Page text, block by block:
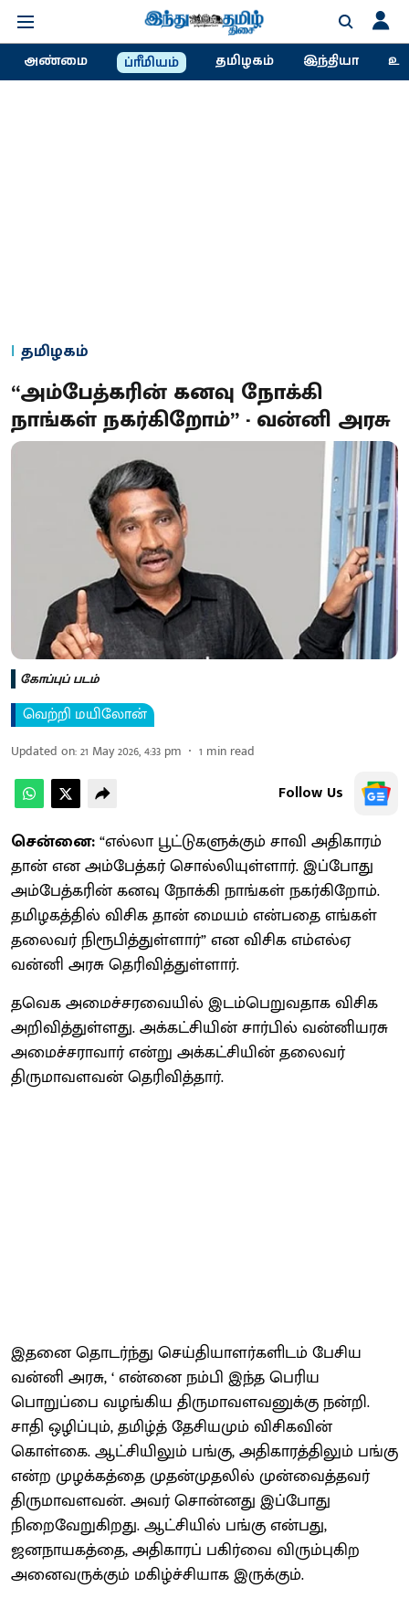
அண்மை ப்ரீமியம் தமிழகம் இந்தியா
தமிழகம்
“அம்பேத்கரின் கனவு நோக்கி
நாங்கள் நகர்கிறோம்” - வன்னி அரசு
கோப்புப் படம்
வெற்றி மயிலோன்
Updated on:21 May 2026, 4:33 pm 1 min read
Follow Us
சென்னை:“எல்லா பூட்டுகளுக்கும் சாவி அதிகாரம்
தான் என அம்பேத்கர் சொல்லியுள்ளார். இப்போது
அம்பேத்கரின் கனவு நோக்கி நாங்கள் நகர்கிறோம்.
தமிழகத்தில் விசிக தான் மையம் என்பதை எங்கள்
தலைவர் நிரூபித்துள்ளார்” என விசிக எம்எல்ஏ
வன்னி அரசு தெரிவித்துள்ளார்.
தவெக அமைச்சரவையில் இடம்பெறுவதாக விசிக
அறிவித்துள்ளது. அக்கட்சியின் சார்பில் வன்னியரசு
அமைச்சராவார் என்று அக்கட்சியின் தலைவர்
திருமாவளவன் தெரிவித்தார்.
இதனை தொடர்ந்து செய்தியாளர்களிடம் பேசிய
வன்னி அரசு, ‘ என்னை நம்பி இந்த பெரிய
பொறுப்பை வழங்கிய திருமாவளவனுக்கு நன்றி.
சாதி ஒழிப்பும், தமிழ்த் தேசியமும் விசிகவின்
கொள்கை. ஆட்சியிலும் பங்கு, அதிகாரத்திலும் பங்கு
என்ற முழக்கத்தை முதன்முதலில் முன்வைத்தவர்
திருமாவளவன். அவர் சொன்னது இப்போது
நிறைவேறுகிறது. ஆட்சியில் பங்கு என்பது,
ஜனநாயகத்தை, அதிகாரப் பகிர்வை விரும்புகிற
அனைவருக்கும் மகிழ்ச்சியாக இருக்கும்.